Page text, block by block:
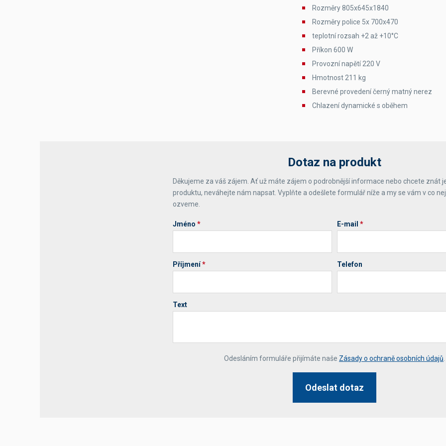
Rozměry 805x645x1840
Rozměry police 5x 700x470
teplotní rozsah +2 až +10°C
Příkon 600 W
Provozní napětí 220 V
Hmotnost 211 kg
Berevné provedení černý matný nerez
Chlazení dynamické s oběhem
Dotaz na produkt
Děkujeme za váš zájem. Ať už máte zájem o podrobnější informace nebo chcete znát
produktu, neváhejte nám napsat. Vyplňte a odešlete formulář níže a my se vám v co
ozveme.
Jméno *
Příjmení*
E-mail *
Telefon
Text
Odesláním formuláře přijímáte naše Zásady o ochraně osobních údajů
Odeslat dotaz